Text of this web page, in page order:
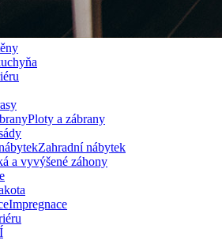
Ploty a zábrany
Zahradní nábytek
a vyvýšené záhony
Impregnace